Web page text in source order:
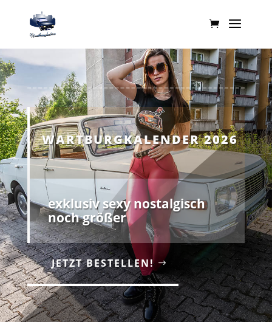
WARTBURGKALENDER 2026
exklusiv sexy nostalgisch
noch größer
JETZT BESTELLEN!